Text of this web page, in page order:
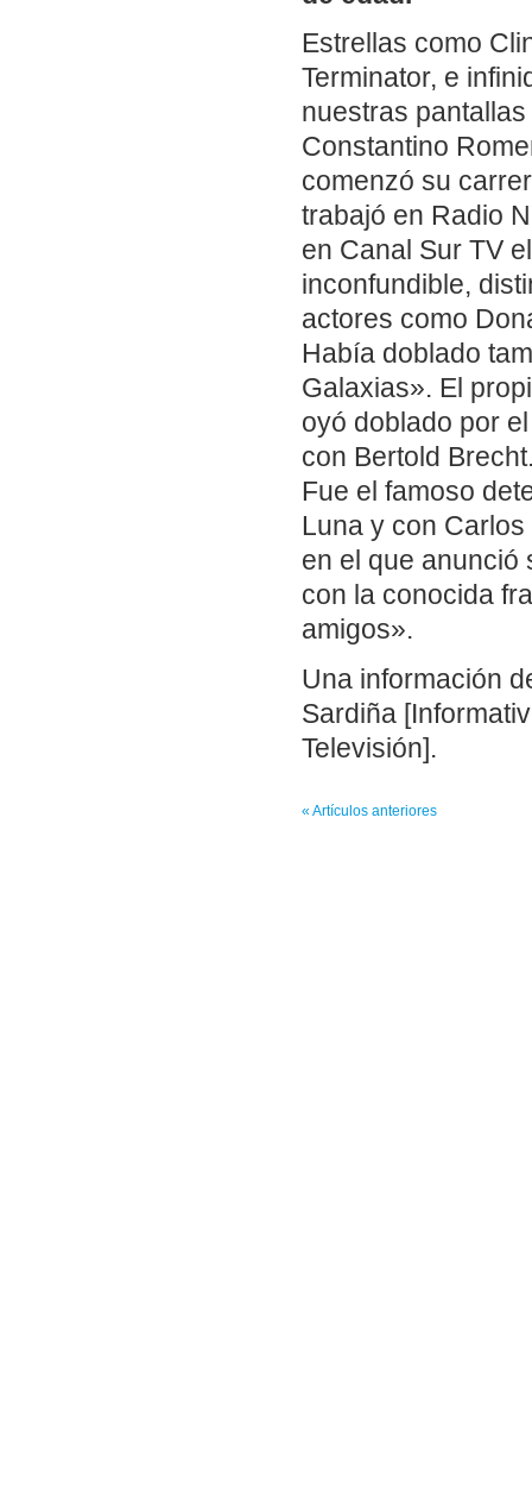
Estrellas como
Terminator, e
nuestras
Constantino
comenzó su
trabajó en Radio
en Canal Sur TV
inconfundible,
actores como
Había doblado
Galaxias». El
oyó doblado por
con Bertold
Fue el famoso
Luna y con
en el que anunció
con la conocida
amigos».
Una información
Sardiña
Televisión].
« Artículos anteriores